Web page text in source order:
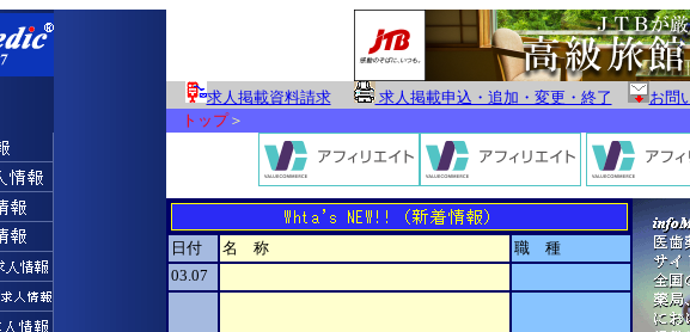
求人掲載資料請求 求人掲載申込・追加・変更・終了 お問
トップ＞
日付 名 称
職 種
03.07